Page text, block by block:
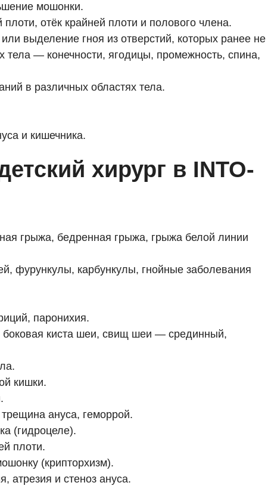
мошонки.
отёк крайней плоти и полового члена.
выделение гноя из отверстий, которых ранее не
тела — конечности, ягодицы, промежность, спина,
в различных областях тела.
и кишечника.
хирург в INTO-
грыжа, бедренная грыжа, грыжа белой линии
фурункулы, карбункулы, гнойные заболевания
паронихия.
боковая киста шеи, свищ шеи — срединный,
кишки.
ануса, геморрой.
(гидроцеле).
плоти.
(крипторхизм).
атрезия и стеноз ануса.